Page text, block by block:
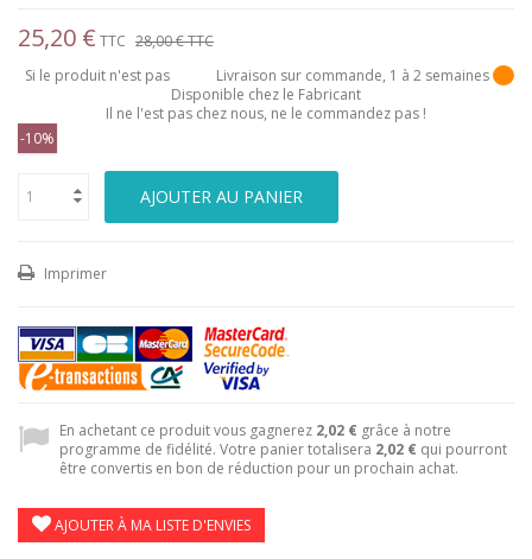
25,20 € TTC 28,00 €TTC
Livraison sur commande, 1 à 2 semaines
Si le produit n'est pas
Disponible chez le Fabricant
Il ne l'est pas chez nous, ne le commandez pas !
-10%
AJOUTER AU PANIER
Imprimer
En achetant ce produit vous gagnerez 2,02 € grâce à notre
programme de fidélité. Votre panier totalisera 2,02 € qui pourront
être convertis en bon de réduction pour un prochain achat.
AJOUTER À MA LISTE D'ENVIES